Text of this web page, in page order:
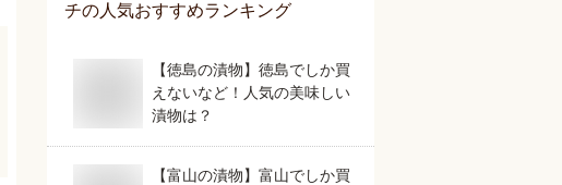
チの人気おすすめランキング
【徳島の漬物】徳島でしか買
えないなど！人気の美味しい
漬物は？
【富山の漬物】富山でしか買